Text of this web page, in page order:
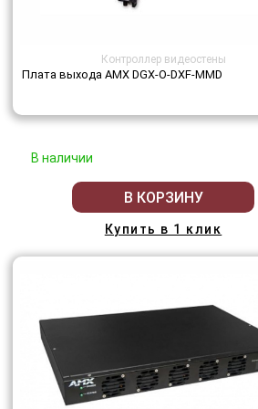
Контроллер видеостены
Плата выхода AMX DGX-O-DXF-MMD
В наличии
В КОРЗИНУ
Купить в 1 клик